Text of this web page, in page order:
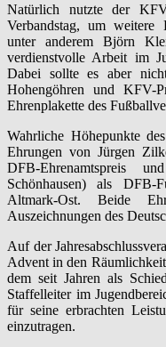
Natürlich nutzte der
Verbandstag, um weitere
unter anderem Björn
verdienstvolle Arbeit im
Dabei sollte es aber
Hohengöhren und KFV-
Ehrenplakette des
Wahrliche Höhepunkte
Ehrungen von Jürgen
DFB-Ehrenamtspreis
Schönhausen) als
Altmark-Ost. Beide
Auszeichnungen des
Auf der
Advent in den
dem seit Jahren als
Staffelleiter im
für seine erbrachten
einzutragen.